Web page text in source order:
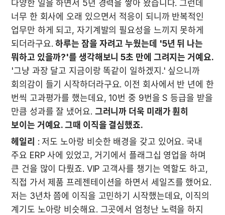
다양한 일을 하면서 5년 경력을 쌓아 왔습니다. 그런데
너무 한 회사에 오래 있으면서 적응이 되니까 반복적인
업무만 하게 되고, 자기계발의 필요성을 느끼지 못하게
되더라구요. 하루는 잠을 자려고 누웠는데 '5년 뒤 나는
뭐하고 있을까?'를 생각해보니 5초 만에 그려지는 거예요.
'그냥 과장 달고 지금이랑 똑같이 일하겠지.' 싶으니까
회의감이 들기 시작하더라구요. 이전 회사에서 반 년에 한
번씩 고과평가를 했는데요, 10번 중 9번을 S 등급을 받을
만큼 성과를 잘 냈어요. 그러니까 더욱 미래가 훤히
보이는 거예요. 그때 이직을 결심했죠.
헤일리 : 저도 노아랑 비슷한 배경을 갖고 있어요. 국내
주요 ERP 사에 있었고, 거기에서 플래그십 영업을 하며
큰 건을 많이 다뤘죠. VIP 고객사를 챙기는 역할도 하고,
직접 가서 제품 프레젠테이션을 하면서 세일즈를 했어요.
저는 3년차 쯤에 이직을 고민하기 시작했는데요, 이직의
계기도 노아랑 비슷해요. 그곳에서 엄청난 노력을 하지